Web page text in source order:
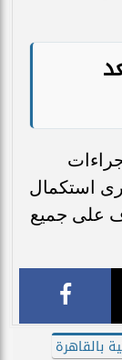
استكمال
على جميع
بالقاهرة